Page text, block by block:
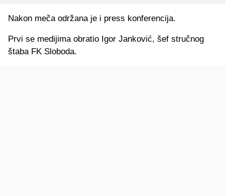
Nakon meča održana je i press konferencija.
Prvi se medijima obratio Igor Janković, šef stručnog
štaba FK Sloboda.